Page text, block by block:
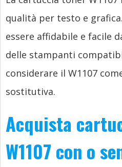
qualità per testo e
essere affidabile e facile
delle stampanti
considerare il W1107
sostitutiva.
Acquista
W1107 con o